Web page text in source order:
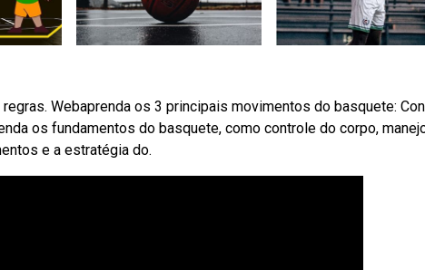
Webaprenda os 3 principais movimentos do basquete:
os fundamentos do basquete, como controle do corpo,
e a estratégia do.